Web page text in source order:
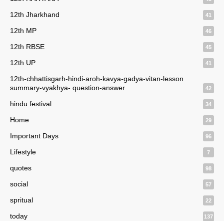
12th Jharkhand 41
12th MP 46
12th RBSE 45
12th UP 41
12th-chhattisgarh-hindi-aroh-kavya-gadya-vitan-lesson
summary-vyakhya- question-answer
42
hindu festival 34
Home 29
Important Days 96
Lifestyle 7
quotes 98
social 57
spritual 22
today 137